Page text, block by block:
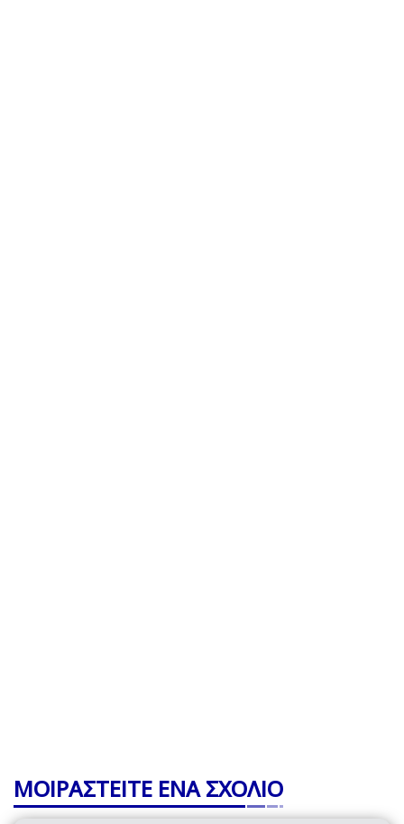
ΜΟΙΡΑΣΤΕΙΤΕ ΕΝΑ ΣΧΟΛΙΟ